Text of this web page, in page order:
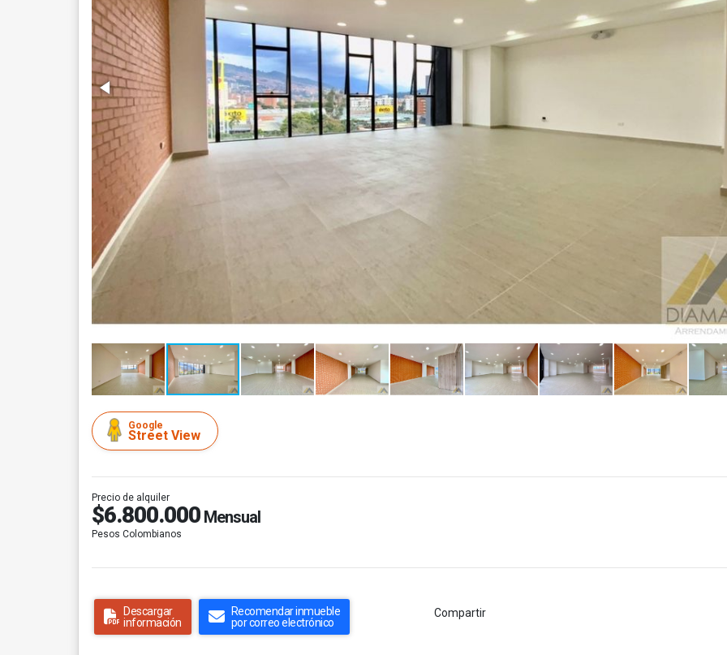
Google
Street View
Precio de alquiler
$6.800.000 Mensual
Pesos Colombianos
Descargar
información
Recomendar inmueble
por correo electrónico
Compartir